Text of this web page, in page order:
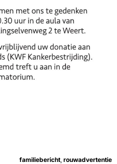
familiebericht rouwadvertentie